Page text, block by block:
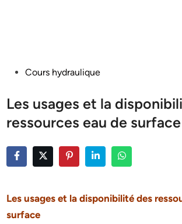
PostedCours hydraulique
Les usages et la
ressources eau de surface
Les usages et la disponibilité des
surface